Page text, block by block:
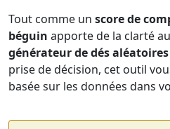
Tout comme un score de
béguin apporte de la clarté
générateur de dés aléatoires
prise de décision, cet outil
basée sur les données dans